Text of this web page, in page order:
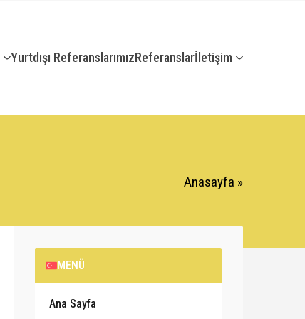
Yurtdışı ReferanslarımızReferanslarİletişim
Anasayfa »
MENÜ
Ana Sayfa